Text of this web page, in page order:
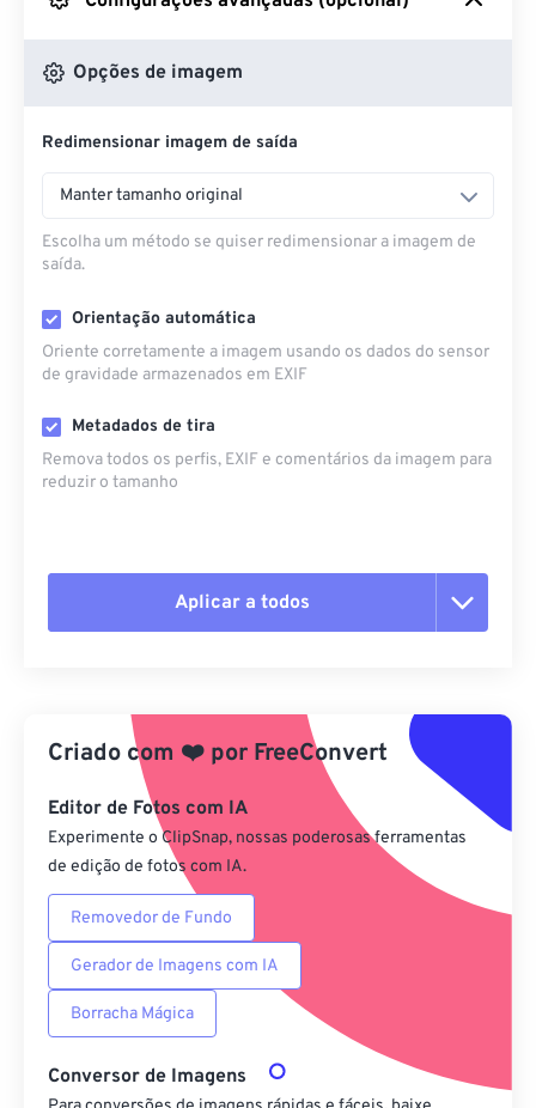
Do OneDrive
Da URL
Opções de imagem
Redimensionar imagem de saída
Manter tamanho original
Escolha um método se quiser redimensionar a imagem de
saída.
Orientação automática
Oriente corretamente a imagem usando os dados do sensor
de gravidade armazenados em EXIF
Metadados de tira
Remova todos os perfis, EXIF ​​e comentários da imagem para
reduzir o tamanho
Aplicar a todos
Aplicar a partir da predefinição
Salvar como predefinição
Criado com ❤️ por FreeConvert
Editor de Fotos com IA
Experimente o ClipSnap, nossas poderosas ferramentas
de edição de fotos com IA.
Removedor de Fundo
Gerador de Imagens com IA
Borracha Mágica
Conversor de Imagens